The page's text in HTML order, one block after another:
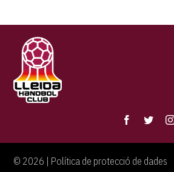
© 2026 | Política de protecció de dades